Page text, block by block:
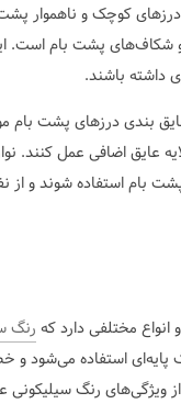
کوچک و ناهموار
و شکاف‌های پشت بام است.
داشته باشند.
بندی درزهای پشت بام
عایق اضافی عمل کنند.
بام استفاده شوند و از
مختلفی دارد که رنگ
پایه‌ای استفاده می‌شود
رنگ سیلیکونی